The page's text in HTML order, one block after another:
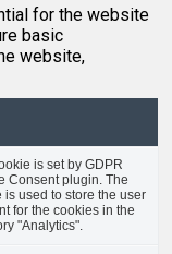
for the website
basic
website,
is set by GDPR
Consent plugin. The
is used to store the user
for the cookies in the
"Analytics".